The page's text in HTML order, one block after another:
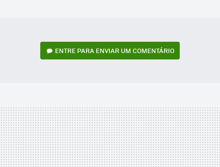
ENTRE PARA ENVIAR UM COMENTÁRIO